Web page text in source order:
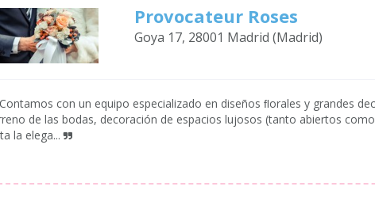
Provocateur Roses
Goya 17, 28001 Madrid (Madrid)
Contamos con un equipo especializado en diseños ﬂorales y grandes
de las bodas, decoración de espacios lujosos (tanto abiertos
la elega...